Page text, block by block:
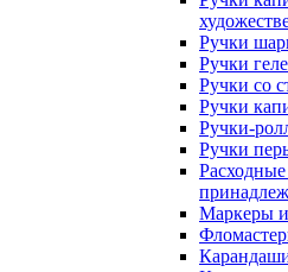
Ручки
Ручки
Ручки со
Ручки
Ручки-
Ручки
Маркеры